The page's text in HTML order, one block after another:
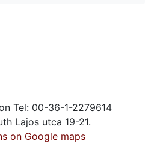
Tel: 00-36-1-2279614
Lajos utca 19-21.
on Google maps